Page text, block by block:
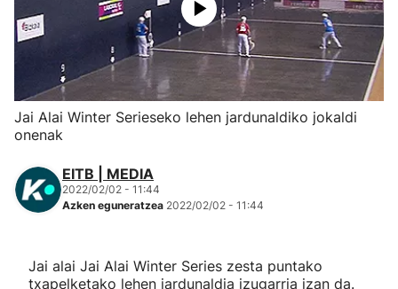
Herri-kirolak
Eskubaloia
Kirolak 360
Atletismoa
Kirol gehiago
Jai Alai Winter Serieseko lehen jardunaldiko jokaldi
onenak
EITB | MEDIA
2022/02/02 - 11:44
Azken eguneratzea 2022/02/02 - 11:44
Jai alai Jai Alai Winter Series zesta puntako
txapelketako lehen jardunaldia izugarria izan da.